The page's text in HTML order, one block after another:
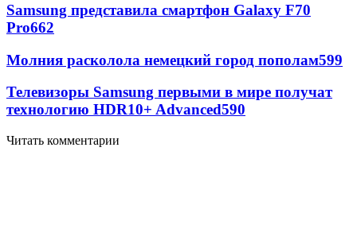
Samsung представила смартфон Galaxy F70
Pro662
Молния расколола немецкий город пополам599
Телевизоры Samsung первыми в мире получат
технологию HDR10+ Advanced590
Читать комментарии